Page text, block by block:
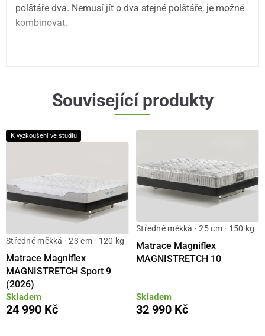
polštáře dva. Nemusí jít o dva stejné polštáře, je možné
kombinovat.
Související produkty
K vyzkoušení ve studiu
Středně měkká · 23 cm · 120 kg
Matrace Magniflex
MAGNISTRETCH Sport 9
(2026)
Skladem
24 990 Kč
Středně měkká · 25 cm · 150 kg
Matrace Magniflex
MAGNISTRETCH 10
Skladem
32 990 Kč